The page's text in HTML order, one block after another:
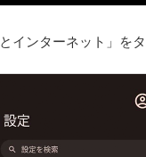
インターネット」を